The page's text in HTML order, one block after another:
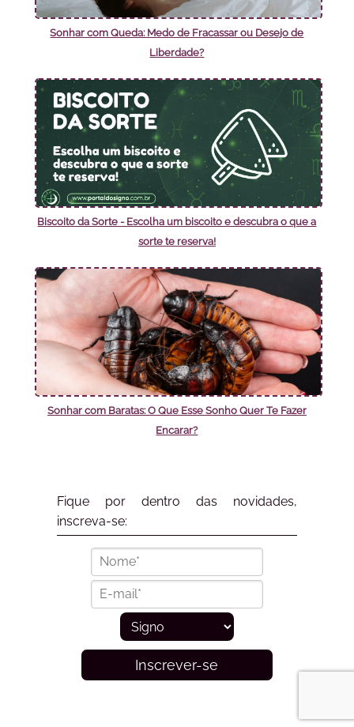
Sonhar com Queda: Medo de Fracassar ou Desejo de
Liberdade?
Biscoito da Sorte - Escolha um biscoito e descubra o que a
sorte te reserva!
Sonhar com Baratas: O Que Esse Sonho Quer Te Fazer
Encarar?
Fique por dentro das novidades,
inscreva-se:
Inscrever-se